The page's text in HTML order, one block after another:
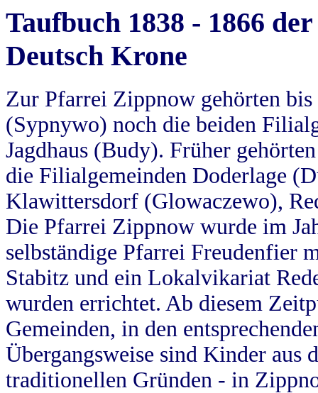
Taufbuch 1838 - 1866
Deutsch Krone
Zur Pfarrei Zippnow gehörten
(Sypnywo) noch die beiden
Jagdhaus (Budy). Früher
die Filialgemeinden Doderlage
Klawittersdorf (Glowaczewo),
Die Pfarrei Zippnow wurde im
selbständige Pfarrei Freudenfier
Stabitz und ein Lokalvikariat
wurden errichtet. Ab diesem
Gemeinden, in den
Übergangsweise sind Kinder aus
traditionellen Gründen - in